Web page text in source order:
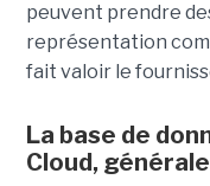
peuvent prendre
représentation
fait valoir le
La base de
Cloud,